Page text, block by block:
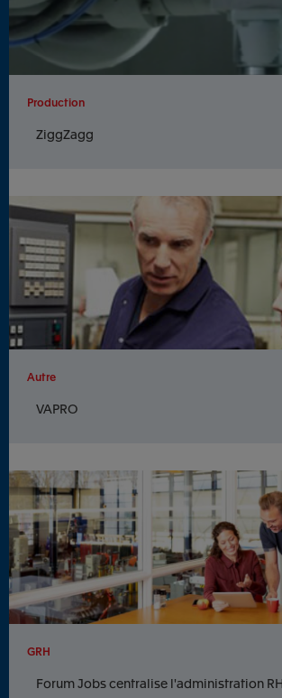
Production
ZiggZagg
Autre
VAPRO
GRH
Forum Jobs centralise l'administration